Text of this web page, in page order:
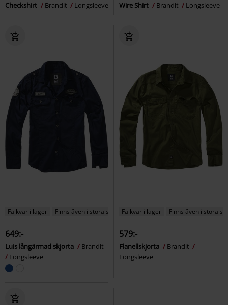
Checkshirt Brandit Longsleeve Wire Shirt Brandit Longsleeve
Få kvar i lager Finns även i stora storlekar
649:-
Luis långärmad skjorta
Brandit
Longsleeve
Få kvar i lager Finns även i stora
579:-
Flanellskjorta
Brandit
Longsleeve